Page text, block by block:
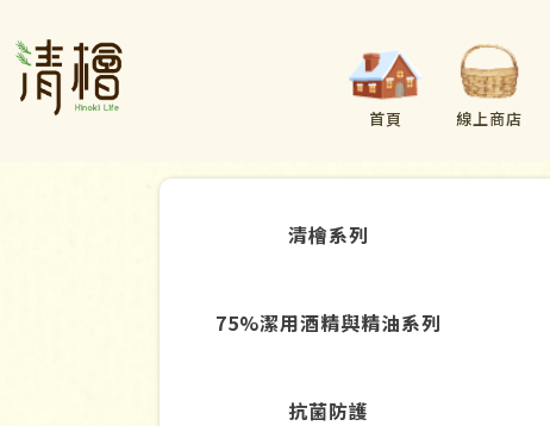
首頁 線上商店
清檜系列
75%潔用酒精與精油系列
抗菌防護